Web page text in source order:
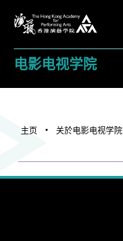
电影电视学院
主页 关於电影电视学院